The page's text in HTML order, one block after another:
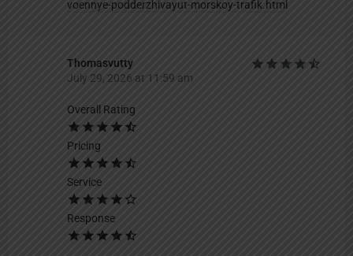
voennye-podderzhivayut-morskoy-trafik.html
Thomasvutty
July 29, 2026 at 11:59 am
Overall Rating
Pricing
Service
Response